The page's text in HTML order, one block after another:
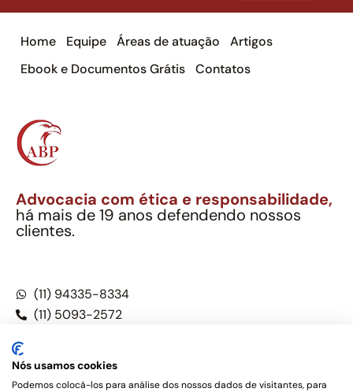
Home Equipe Áreas de atuação
Artigos
Ebook e Documentos Grátis
Contatos
Advocacia com ética e responsabilidade,
há mais de 19 anos defendendo nossos
clientes.
(11) 94335-8334
(11) 5093-2572
Nós usamos cookies
Podemos colocá-los para análise dos nossos dados de visitantes, para